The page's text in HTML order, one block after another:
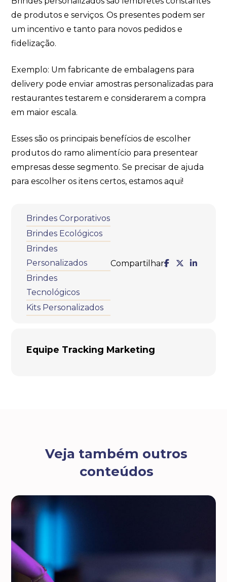
de produtos e serviços. Os presentes podem ser
um incentivo e tanto para novos pedidos e
fidelização.
Exemplo: Um fabricante de embalagens para
delivery pode enviar amostras personalizadas para
restaurantes testarem e considerarem a compra
em maior escala.
Esses são os principais benefícios de escolher
produtos do ramo alimentício para presentear
empresas desse segmento. Se precisar de ajuda
para escolher os itens certos, estamos aqui!
Brindes Corporativos
Brindes Ecológicos
Brindes
Personalizados
Brindes
Tecnológicos
Kits Personalizados
Compartilhar:
Equipe Tracking Marketing
Veja também outros
conteúdos